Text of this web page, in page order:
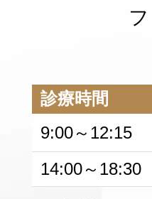
診療時間
9:00～12:15
14:00～18:30